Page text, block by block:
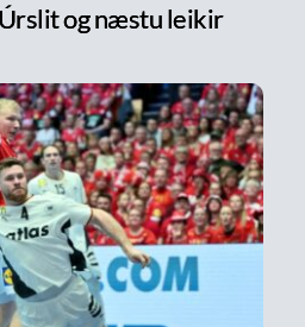
og næstu leikir